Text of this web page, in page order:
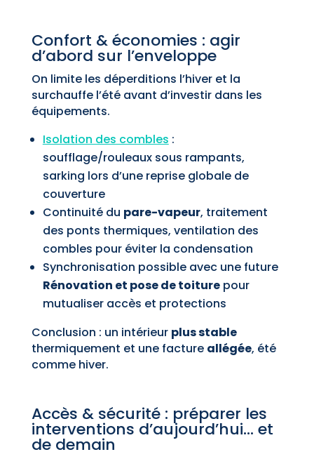
Confort & économies : agir
d’abord sur l’enveloppe
On limite les déperditions l’hiver et la
surchauffe l’été avant d’investir dans les
équipements.
Isolation des combles :
soufflage/rouleaux sous rampants,
sarking lors d’une reprise globale de
couverture
Continuité du pare-vapeur, traitement
des ponts thermiques, ventilation des
combles pour éviter la condensation
Synchronisation possible avec une future
Rénovation et pose de toiturepour
mutualiser accès et protections
Conclusion : un intérieur plus stable
thermiquement et une facture allégée, été
comme hiver.
Accès & sécurité : préparer les
interventions d’aujourd’hui… et
de demain